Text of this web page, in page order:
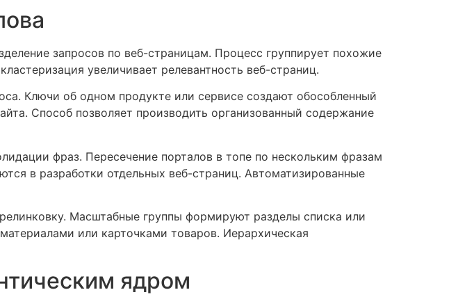
запросов по веб-страницам. Процесс группирует похожие
увеличивает релевантность веб-страниц.
Ключи об одном продукте или сервисе создают обособленный
Способ позволяет производить организованный содержание
фраз. Пересечение порталов в топе по нескольким фразам
в разработки отдельных веб-страниц. Автоматизированные
Масштабные группы формируют разделы списка или
или карточками товаров. Иерархическая
ядром